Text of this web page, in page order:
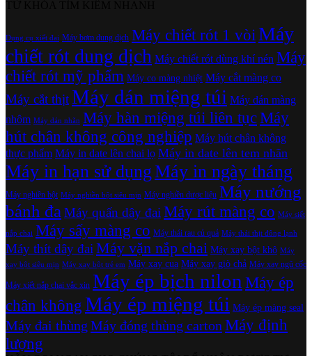
Dụng cụ xiết đai Máy bơm dung dịch Máy chiết rót 1 vòiMáy
chiết rót dung dịch Máy chiết rót dùng khí nén Máy
chiết rót mỹ phẩm Máy co màng nhiệt Máy cắt màng co
Máy cắt thịtMáy dán miệng túi Máy dán màng
nhôm Máy dán nhãn Máy hàn miệng túi liên tụcMáy
hút chân không công nghiệp Máy hút chân không
thực phẩm Máy in date lên chai lọ Máy in date lên tem nhãn
Máy in hạn sử dụngMáy in ngày tháng
Máy nghiền bột Máy nghiền bột siêu mịn Máy nghiền dược liệu Máy nướng
bánh đa Máy quấn dây đai Máy rút màng co Máy siết
nắp chai Máy sấy màng co Máy thái rau củ quả Máy thái thịt đông lạnh
Máy thít dây đai Máy vặn nắp chai Máy xay bột khô Máy
xay bột siêu mịn Máy xay bột trẻ em Máy xay cua Máy xay giò chả Máy xay ngũ cốc
Máy xiết nắp chai vắc xin Máy ép bịch nilon Máy ép
chân không Máy ép miệng túi Máy ép màng seal
Máy đai thùng Máy đóng thùng carton Máy định
lượng